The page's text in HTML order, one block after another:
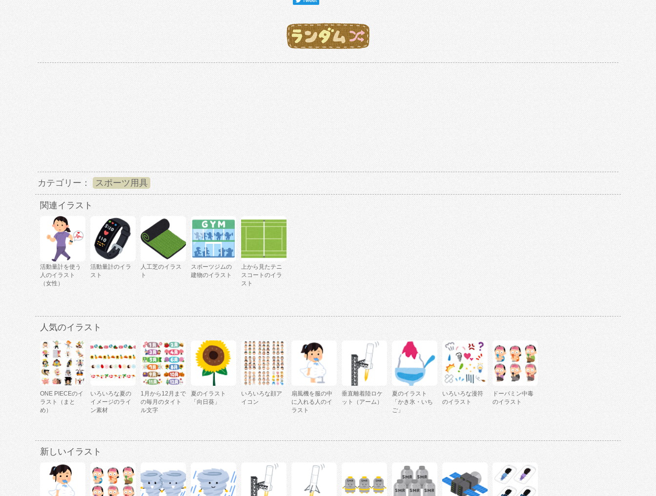
カテゴリー： スポーツ用具
関連イラスト
活動量計を使う
人のイラスト
（女性）
活動量計のイラ
スト
人工芝のイラス
ト
スポーツジムの
建物のイラスト
上から見たテニ
スコートのイラ
スト
人気のイラスト
ONE PIECEのイ
ラスト（まと
め）
いろいろな夏の
イメージのライ
ン素材
1月から12月まで
の毎月のタイト
ル文字
夏のイラスト
「向日葵」
いろいろな顔ア
イコン
扇風機を服の中
に入れる人のイ
ラスト
垂直離着陸ロケ
ット（アーム）
夏のイラスト
「かき氷・いち
ご」
いろいろな漫符
のイラスト
ドーパミン中毒
のイラスト
新しいイラスト